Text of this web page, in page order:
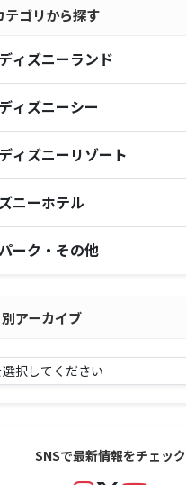
テゴリから探す
ィズニーランド
ィズニーシー
ィズニーリゾート
ニーホテル
ーク・その他
アーカイブ
SNSで最新情報をチェック